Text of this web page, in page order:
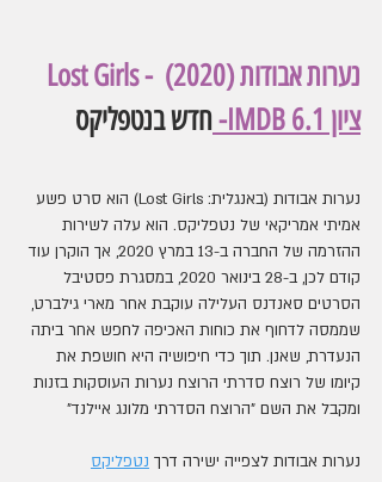
Lost Girls -  (2020) נערות אבודות
ציון IMDB 6.1
- חדש בנטפליקס
נערות אבודות (באנגלית: Lost Girls) הוא סרט פשע
אמיתי אמריקאי של נטפליקס. הוא עלה לשירות
ההזרמה של החברה ב-13 במרץ 2020, אך הוקרן עוד
קודם לכן, ב-28 בינואר 2020, במסגרת פסטיבל
הסרטים סאנדנס העלילה עוקבת אחר מארי גילברט,
שממסה לדחוף את כוחות האכיפה לחפש אחר ביתה
הנעדרת, שאנן. תוך כדי חיפושיה היא חושפת את
קיומו של רוצח סדרתי הרוצח נערות העוסקות בזנות
ומקבל את השם "הרוצח הסדרתי מלונג איילנד"
נערות אבודות לצפייה ישירה דרך נטפליקס